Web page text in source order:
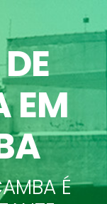
EM
É